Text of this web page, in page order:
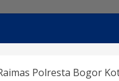
Polresta Bogor